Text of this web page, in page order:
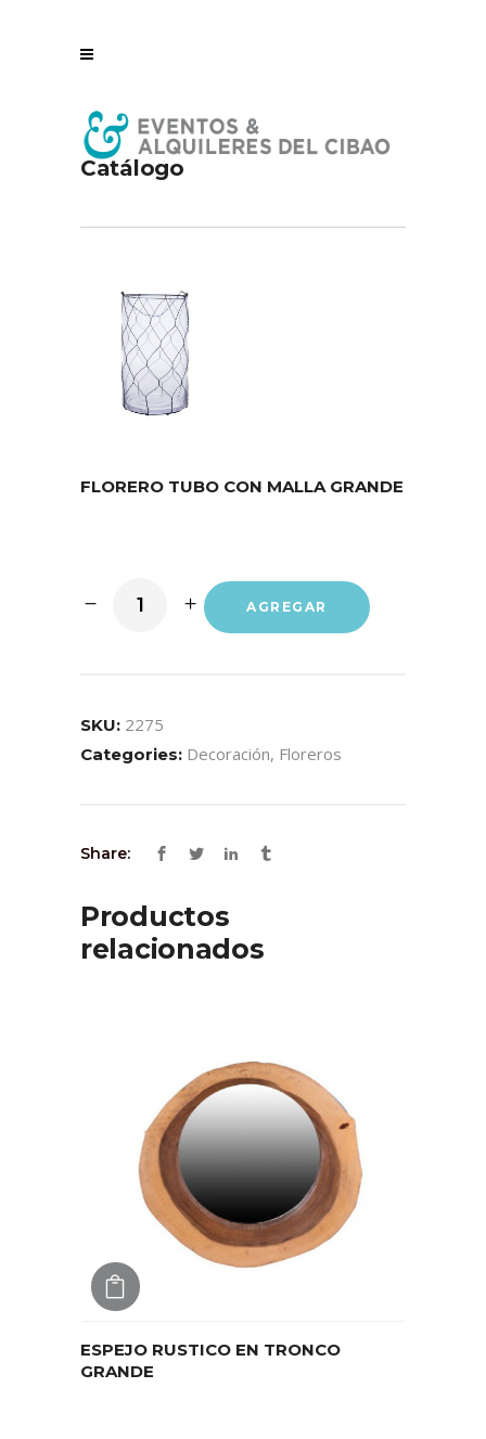
Catálogo
FLORERO TUBO CON MALLA GRANDE
AGREGAR
SKU: 2275
Categories: Decoración, Floreros
Share:
Productos
relacionados
ESPEJO RUSTICO EN TRONCO
GRANDE